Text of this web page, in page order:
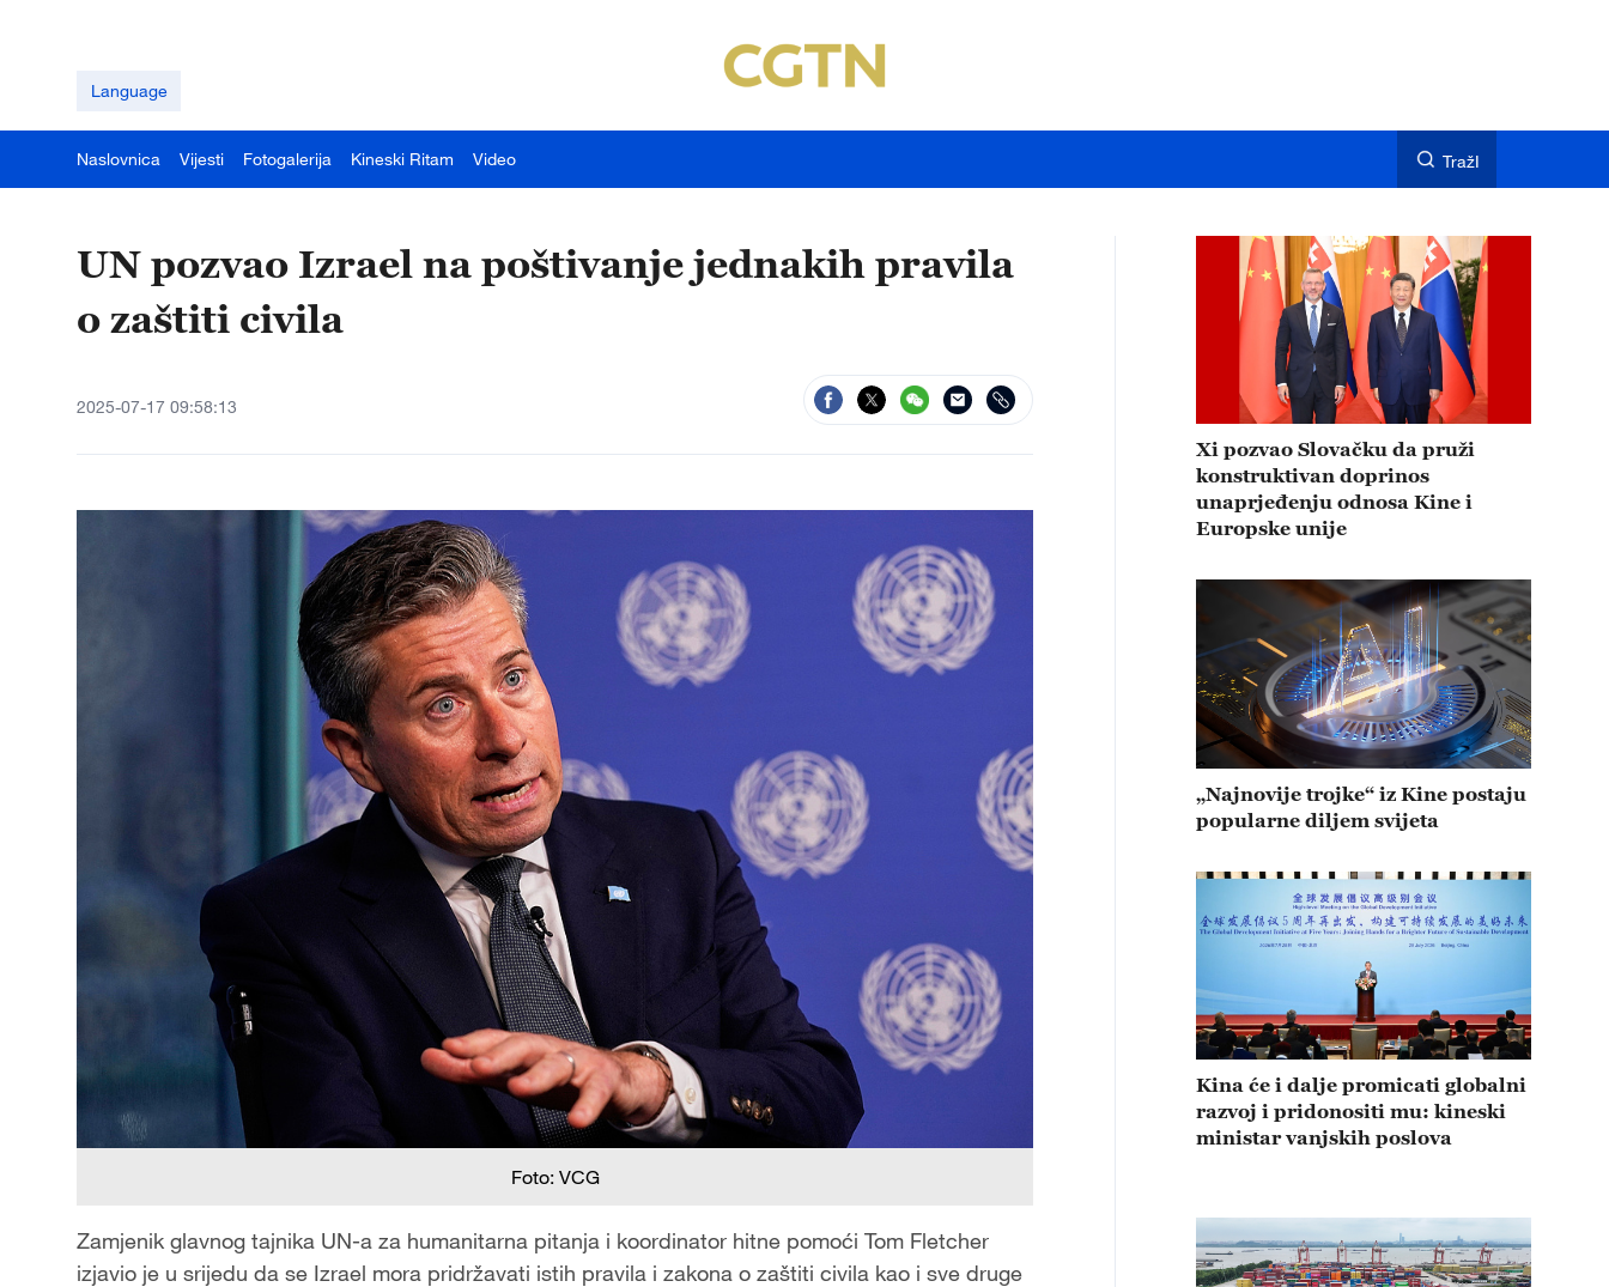
Language
Naslovnica Vijesti Fotogalerija Kineski Ritam Video TražI
UN pozvao Izrael na poštivanje jednakih pravila
o zaštiti civila
2025-07-17 09:58:13
Foto: VCG
Zamjenik glavnog tajnika UN-a za humanitarna pitanja i koordinator hitne pomoći Tom Fletcher
izjavio je u srijedu da se Izrael mora pridržavati istih pravila i zakona o zaštiti civila kao i sve druge
Xi pozvao Slovačku da pruži
konstruktivan doprinos
unaprjeđenju odnosa Kine i
Europske unije
„Najnovije trojke“ iz Kine postaju
popularne diljem svijeta
Kina će i dalje promicati globalni
razvoj i pridonositi mu: kineski
ministar vanjskih poslova